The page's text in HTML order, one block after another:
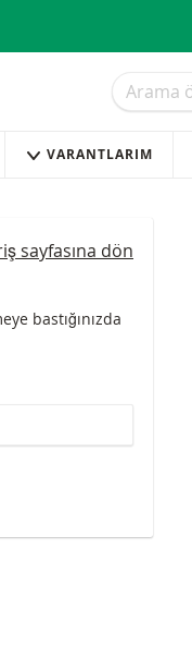
Arama
VARANTLARIM
sayfasına dön
bastığınızda